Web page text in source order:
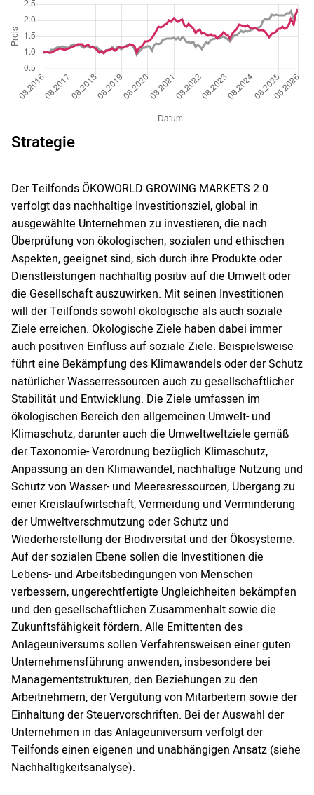
Strategie
Der Teilfonds ÖKOWORLD GROWING MARKETS 2.0
verfolgt das nachhaltige Investitionsziel, global in
ausgewählte Unternehmen zu investieren, die nach
Überprüfung von ökologischen, sozialen und ethischen
Aspekten, geeignet sind, sich durch ihre Produkte oder
Dienstleistungen nachhaltig positiv auf die Umwelt oder
die Gesellschaft auszuwirken. Mit seinen Investitionen
will der Teilfonds sowohl ökologische als auch soziale
Ziele erreichen. Ökologische Ziele haben dabei immer
auch positiven Einfluss auf soziale Ziele. Beispielsweise
führt eine Bekämpfung des Klimawandels oder der Schutz
natürlicher Wasserressourcen auch zu gesellschaftlicher
Stabilität und Entwicklung. Die Ziele umfassen im
ökologischen Bereich den allgemeinen Umwelt- und
Klimaschutz, darunter auch die Umweltweltziele gemäß
der Taxonomie- Verordnung bezüglich Klimaschutz,
Anpassung an den Klimawandel, nachhaltige Nutzung und
Schutz von Wasser- und Meeresressourcen, Übergang zu
einer Kreislaufwirtschaft, Vermeidung und Verminderung
der Umweltverschmutzung oder Schutz und
Wiederherstellung der Biodiversität und der Ökosysteme.
Auf der sozialen Ebene sollen die Investitionen die
Lebens- und Arbeitsbedingungen von Menschen
verbessern, ungerechtfertigte Ungleichheiten bekämpfen
und den gesellschaftlichen Zusammenhalt sowie die
Zukunftsfähigkeit fördern. Alle Emittenten des
Anlageuniversums sollen Verfahrensweisen einer guten
Unternehmensführung anwenden, insbesondere bei
Managementstrukturen, den Beziehungen zu den
Arbeitnehmern, der Vergütung von Mitarbeitern sowie der
Einhaltung der Steuervorschriften. Bei der Auswahl der
Unternehmen in das Anlageuniversum verfolgt der
Teilfonds einen eigenen und unabhängigen Ansatz (siehe
Nachhaltigkeitsanalyse).